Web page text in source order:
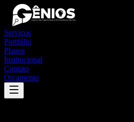
Serviços
Portfólio
Planos
Institucional
Contato
Orçamento